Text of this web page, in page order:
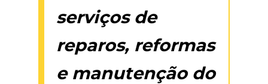
serviços de
reparos, reformas
e manutenção do